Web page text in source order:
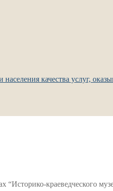
качества услуг,
“Историко-краеведческого